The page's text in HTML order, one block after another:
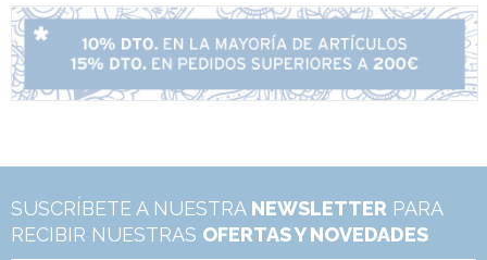
SUSCRÍBETE A NUESTRA NEWSLETTER PARA
RECIBIR NUESTRAS OFERTAS Y NOVEDADES